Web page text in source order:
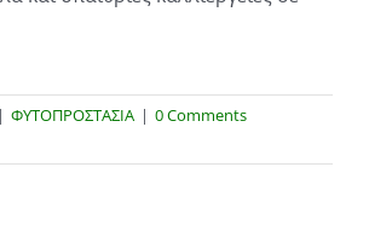
| ΦΥΤΟΠΡΟΣΤΑΣΙΑ | 0 Comments